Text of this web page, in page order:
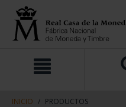
contenido
navegacin
INICIO PRODUCTOS